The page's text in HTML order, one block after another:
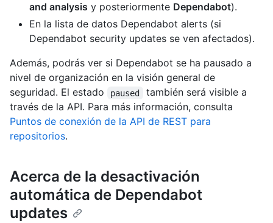
and analysis y posteriormente Dependabot).
En la lista de datos Dependabot alerts (si
Dependabot security updates se ven afectados).
Además, podrás ver si Dependabot se ha pausado a
nivel de organización en la visión general de
seguridad. El estado
paused
también será visible a
través de la API. Para más información, consulta
Puntos de conexión de la API de REST para
repositorios.
Acerca de la desactivación
automática de Dependabot
updates